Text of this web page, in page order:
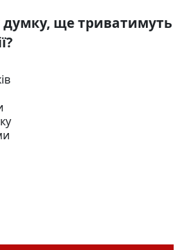
думку, ще триватимуть